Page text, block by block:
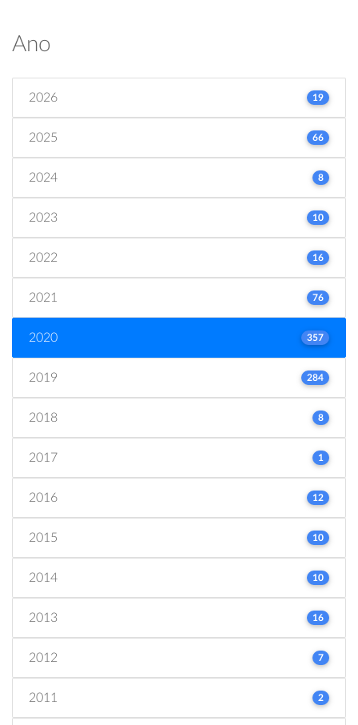
Ano
2026 19
2025 66
2024 8
2023 10
2022 16
2021 76
2020 357
2019 284
2018 8
2017 1
2016 12
2015 10
2014 10
2013 16
2012 7
2011 2